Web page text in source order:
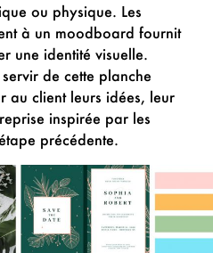
ou physique. Les
à un moodboard fournit
une identité visuelle.
de cette planche
au client leurs idées, leur
inspirée par les
précédente.